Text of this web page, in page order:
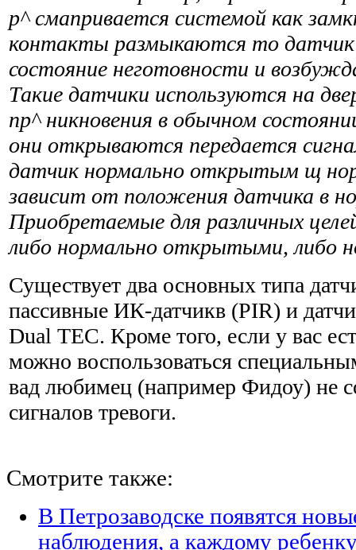
р^ смапривается системой как
контакты размыкаются то датчик
состояние неготовности и
Такие датчики используются на
пр^ никновения в обычном
они открываются передается
датчик нормально открытым щ
зависит от положения датчика в
Приобретаемые для различных
либо нормально открытыми, либо
Существует два основных типа
пассивные ИК-датчикв (PIR) и
Dual ТЕС. Кроме того, если у вас
можно воспользоваться
вад любимец (например Фидоу) не
сигналов тревоги.
Смотрите также:
В Петрозаводске появятся
наблюдения, а каждому